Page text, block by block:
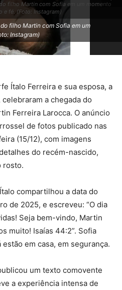
filho Martin com Sofia em um momento
e fé. (Foto: Instagram)
filho Martin com Sofia em um
Instagram)
Ítalo Ferreira e sua esposa, a
a chegada do
Ferreira Larocca. O anúncio
de fotos publicado nas
(15/12), com imagens
do recém-nascido,
rosto.
compartilhou a data do
de 2025, e escreveu: “O dia
Seja bem-vindo, Martin
muito! Isaías 44:2”. Sofia
em casa, em segurança.
um texto comovente
a experiência intensa de